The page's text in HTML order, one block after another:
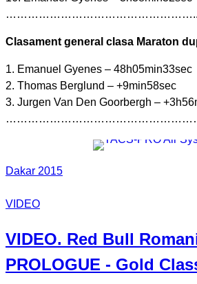
……………………………………………..
Clasament general clasa Maraton
1. Emanuel Gyenes – 48h05min33sec
2. Thomas Berglund – +9min58sec
3. Jurgen Van Den Goorbergh –
Dakar 2015
VIDEO
VIDEO. Red Bull
PROLOGUE - Gold